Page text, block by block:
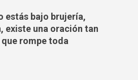
estás bajo brujería,
existe una oración tan
rompe toda